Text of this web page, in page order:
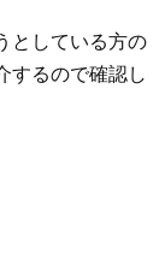
としている方の
するので確認し